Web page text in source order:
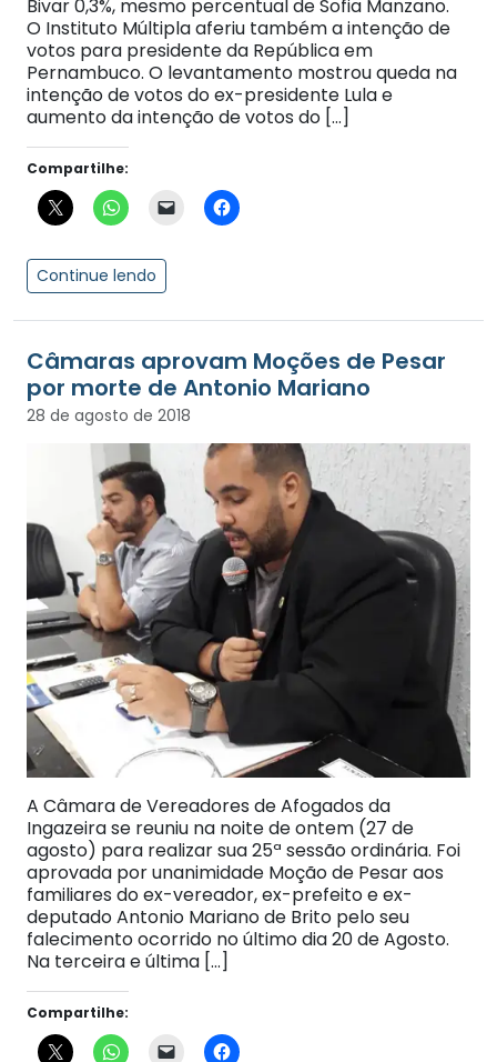
Bivar 0,3%, mesmo percentual de Sofia Manzano.
O Instituto Múltipla aferiu também a intenção de
votos para presidente da República em
Pernambuco. O levantamento mostrou queda na
intenção de votos do ex-presidente Lula e
aumento da intenção de votos do […]
Compartilhe:
Continue lendo
Câmaras aprovam Moções de Pesar
por morte de Antonio Mariano
28 de agosto de 2018
A Câmara de Vereadores de Afogados da
Ingazeira se reuniu na noite de ontem (27 de
agosto) para realizar sua 25ª sessão ordinária. Foi
aprovada por unanimidade Moção de Pesar aos
familiares do ex-vereador, ex-prefeito e ex-
deputado Antonio Mariano de Brito pelo seu
falecimento ocorrido no último dia 20 de Agosto.
Na terceira e última […]
Compartilhe: